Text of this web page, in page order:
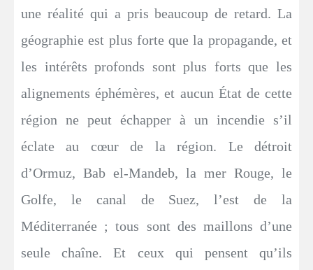
une réalité qui a pris beaucoup de retard. La
géographie est plus forte que la propagande, et
les intérêts profonds sont plus forts que les
alignements éphémères, et aucun État de cette
région ne peut échapper à un incendie s’il
éclate au cœur de la région. Le détroit
d’Ormuz, Bab el-Mandeb, la mer Rouge, le
Golfe, le canal de Suez, l’est de la
Méditerranée ; tous sont des maillons d’une
seule chaîne. Et ceux qui pensent qu’ils